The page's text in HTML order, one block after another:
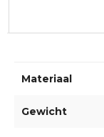
Materiaal
Gewicht